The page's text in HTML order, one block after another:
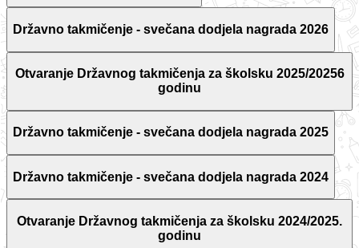
Državno takmičenje - svečana dodjela nagrada 2026
Otvaranje Državnog takmičenja za školsku 2025/20256
godinu
Državno takmičenje - svečana dodjela nagrada 2025
Državno takmičenje - svečana dodjela nagrada 2024
Otvaranje Državnog takmičenja za školsku 2024/2025.
godinu